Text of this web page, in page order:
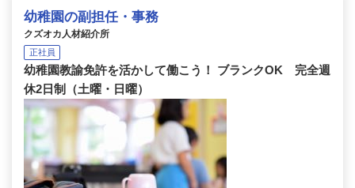
幼稚園の副担任・事務
クズオカ人材紹介所
正社員
幼稚園教諭免許を活かして働こう！ ブランクOK 完全週
休2日制（土曜・日曜）